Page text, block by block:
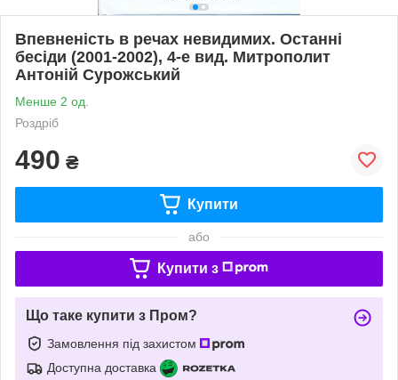
Впевненість в речах невидимих. Останні
бесіди (2001-2002), 4-е вид. Митрополит
Антоній Сурожський
Менше 2 од.
Роздріб
490 ₴
Купити
або
Купити з
Що таке купити з Пром?
Замовлення під захистом
Доступна доставка